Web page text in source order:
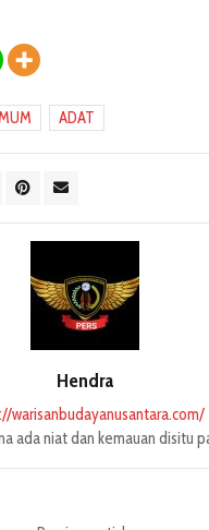
ADAT
Hendra
warisanbudayanusantara.com/
ada niat dan kemauan disitu